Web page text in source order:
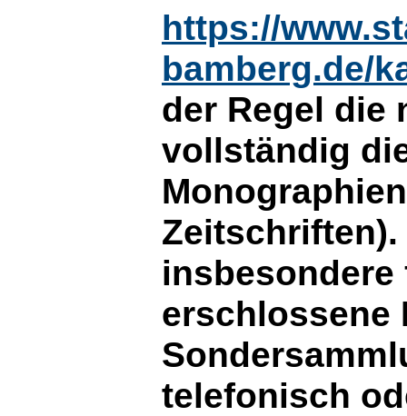
https://
bamberg.de/
der Regel die
vollständig
Zeitschriften).
insbesondere
erschlossene
telefonisch